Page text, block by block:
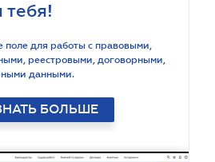
тебя!
для работы с правовыми,
реестровыми, договорными,
данными.
БОЛЬШЕ